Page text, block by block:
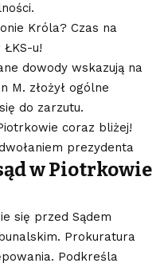
Króla? Czas na
u!
dowody wskazują na
M. złożył ogólne
do zarzutu.
coraz bliżej!
prezydenta
w Piotrkowie
się przed Sądem
Prokuratura
Podkreśla